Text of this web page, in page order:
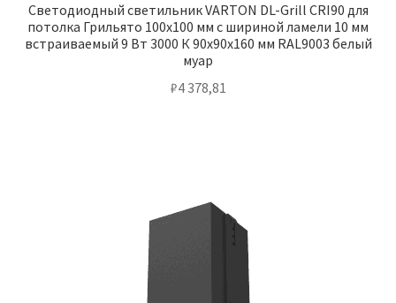
Светодиодный светильник VARTON DL-Grill CRI90 для
потолка Грильято 100х100 мм с шириной ламели 10 мм
встраиваемый 9 Вт 3000 К 90х90х160 мм RAL9003 белый
муар
₽4 378,81